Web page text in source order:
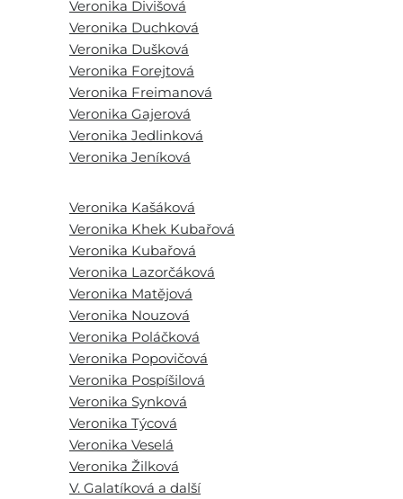
Veronika Divišová
Veronika Duchková
Veronika Dušková
Veronika Forejtová
Veronika Freimanová
Veronika Gajerová
Veronika Jedlinková
Veronika Jeníková
Veronika Kašáková
Veronika Khek Kubařová
Veronika Kubařová
Veronika Lazorčáková
Veronika Matějová
Veronika Nouzová
Veronika Poláčková
Veronika Popovičová
Veronika Pospíšilová
Veronika Synková
Veronika Týcová
Veronika Veselá
Veronika Žilková
V. Galatíková a další